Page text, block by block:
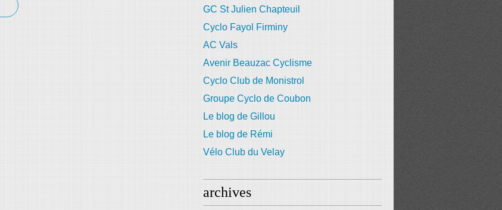
GC St Julien Chapteuil
Cyclo Fayol Firminy
AC Vals
Avenir Beauzac Cyclisme
Cyclo Club de Monistrol
Groupe Cyclo de Coubon
Le blog de Gillou
Le blog de Rémi
Vélo Club du Velay
archives